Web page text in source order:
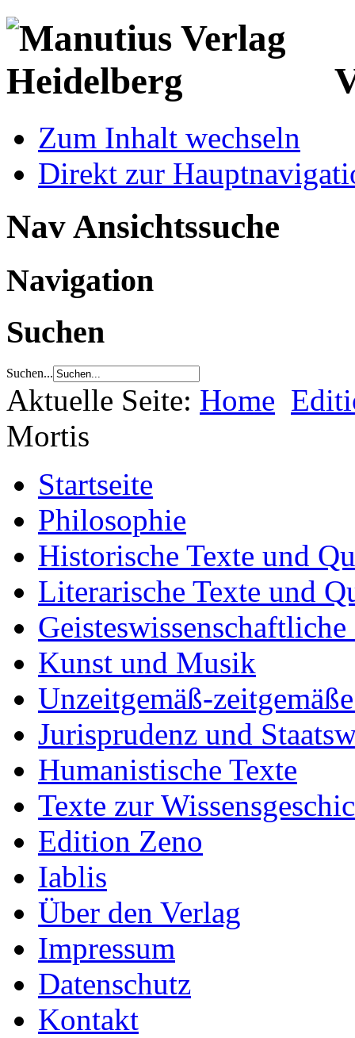
Zum Inhalt wechseln
Direkt zur
Nav Ansichtssuche
Navigation
Suchen
Suchen...
Aktuelle Seite: Home
Mortis
Startseite
Philosophie
Historische Texte und
Literarische Texte und
Kunst und Musik
Unzeitgemäß-
Jurisprudenz und
Humanistische Texte
Texte zur
Edition Zeno
Iablis
Über den Verlag
Impressum
Datenschutz
Kontakt